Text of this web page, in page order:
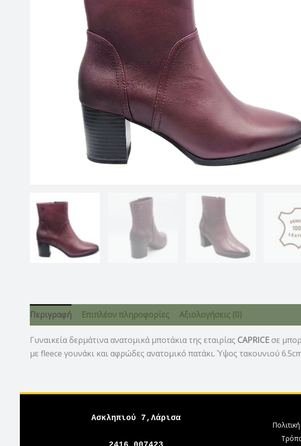
Περιγραφή Επιπλέον πληροφορίες Αξιολογήσεις (0)
Γυναικεία δερμάτινα ανατομικά μποτάκια της εταιρίας CAPRICEσε
με fleece γουνάκι και αφρώδες ανατομικό πατάκι. Ύψος τακουνιού
Ασκληπιού 7,Λάρισα